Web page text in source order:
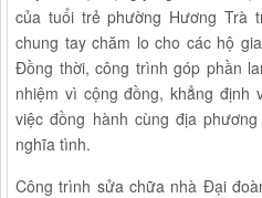
của tuổi trẻ phường Hương Trà
chung tay chăm lo cho các hộ
Đồng thời, công trình góp phần
nhiệm vì cộng đồng, khẳng
việc đồng hành cùng địa
nghĩa tình.
Công trình sửa chữa nhà Đại